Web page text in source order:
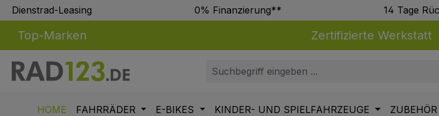
Hauptinhalt springen
Zur Suche springen
Zur Hauptnavigation springen
Dienstrad-Leasing 0% Finanzierung** 14 Tage
Top-Marken Zertifizierte Werkstatt
HOME FAHRRÄDER E-BIKES KINDER- UND SPIELFAHRZEUGE